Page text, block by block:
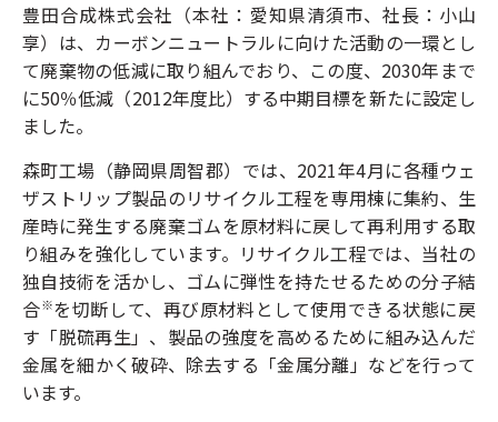
豊田合成株式会社（本社：愛知県清須市、社長：小山
享）は、カーボンニュートラルに向けた活動の一環とし
て廃棄物の低減に取り組んでおり、この度、2030年まで
に50％低減（2012年度比）する中期目標を新たに設定し
ました。
森町工場（静岡県周智郡）では、2021年4月に各種ウェ
ザストリップ製品のリサイクル工程を専用棟に集約、生
産時に発生する廃棄ゴムを原材料に戻して再利用する取
り組みを強化しています。リサイクル工程では、当社の
独自技術を活かし、ゴムに弾性を持たせるための分子結
合※を切断して、再び原材料として使用できる状態に戻
す「脱硫再生」、製品の強度を高めるために組み込んだ
金属を細かく破砕、除去する「金属分離」などを行って
います。